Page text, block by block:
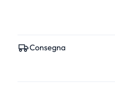
Consegna